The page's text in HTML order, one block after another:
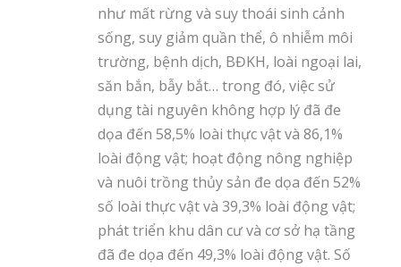
như mất rừng và suy thoái sinh cảnh
sống, suy giảm quần thể, ô nhiễm môi
trường, bệnh dịch, BĐKH, loài ngoại lai,
săn bắn, bẫy bắt… trong đó, việc sử
dụng tài nguyên không hợp lý đã đe
dọa đến 58,5% loài thực vật và 86,1%
loài động vật; hoạt động nông nghiệp
và nuôi trồng thủy sản đe dọa đến 52%
số loài thực vật và 39,3% loài động vật;
phát triển khu dân cư và cơ sở hạ tầng
đã đe dọa đến 49,3% loài động vật. Số